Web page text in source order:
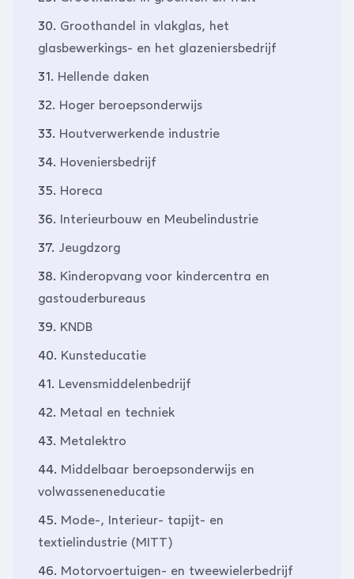
30. Groothandel in vlakglas, het
glasbewerkings- en het glazeniersbedrijf
31. Hellende daken
32. Hoger beroepsonderwijs
33. Houtverwerkende industrie
34. Hoveniersbedrijf
35. Horeca
36. Interieurbouw en Meubelindustrie
37. Jeugdzorg
38. Kinderopvang voor kindercentra en
gastouderbureaus
39. KNDB
40. Kunsteducatie
41. Levensmiddelenbedrijf
42. Metaal en techniek
43. Metalektro
44. Middelbaar beroepsonderwijs en
volwasseneneducatie
45. Mode-, Interieur- tapijt- en
textielindustrie (MITT)
46. Motorvoertuigen- en tweewielerbedrijf